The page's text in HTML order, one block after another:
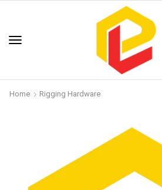
Home Rigging Hardware